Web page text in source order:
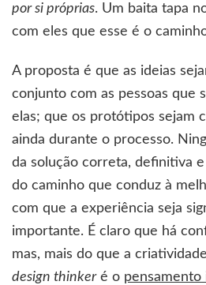
por si próprias. Um baita tapa
com eles que esse é o
A proposta é que as ideias
conjunto com as pessoas que
elas; que os protótipos sejam
ainda durante o processo.
da solução correta, definitiva
do caminho que conduz à
com que a experiência seja
importante. É claro que há
mas, mais do que a
design thinkeré o